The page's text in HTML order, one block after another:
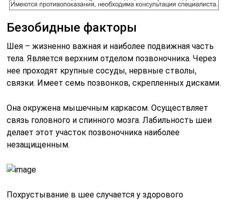
Безобидные факторы
Шея – жизненно важная и наиболее подвижная часть
тела. Является верхним отделом позвоночника. Через
нее проходят крупные сосуды, нервные стволы,
связки. Имеет семь позвонков, скрепленных дисками.
Она окружена мышечным каркасом. Осуществляет
связь головного и спинного мозга. Лабильность шеи
делает этот участок позвоночника наиболее
незащищенным.
Похрустывание в шее случается у здорового